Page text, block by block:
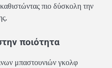
πιο δύσκολη την
ποιότητα
μπαστουνιών γκολφ